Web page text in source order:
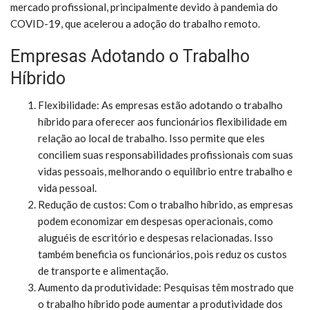
mercado profissional, principalmente devido à pandemia do
COVID-19, que acelerou a adoção do trabalho remoto.
Empresas Adotando o Trabalho
Híbrido
Flexibilidade: As empresas estão adotando o trabalho
híbrido para oferecer aos funcionários flexibilidade em
relação ao local de trabalho. Isso permite que eles
conciliem suas responsabilidades profissionais com suas
vidas pessoais, melhorando o equilíbrio entre trabalho e
vida pessoal.
Redução de custos: Com o trabalho híbrido, as empresas
podem economizar em despesas operacionais, como
aluguéis de escritório e despesas relacionadas. Isso
também beneficia os funcionários, pois reduz os custos
de transporte e alimentação.
Aumento da produtividade: Pesquisas têm mostrado que
o trabalho híbrido pode aumentar a produtividade dos